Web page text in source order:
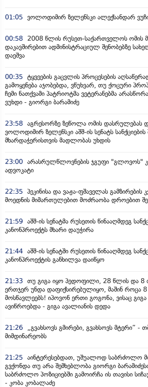
01:05 ვოლოდიმირ ზელენსკი ალექსანდარ
00:58
2008 წლის რუსეთ-საქართველოს ომის
დაკავშირებით ადმინისტრაციულ შენობებზე
დაეშვა
00:35 ტყვეების გაცვლის პროცესების
გამოყენება აჯობებდა, ვწუხვარ, თუ ქოცური
ჩემი ნათქვამი პატრიოტმა ვეტერანებმა
ვუხდი - გიორგი ბარამიძე
23:58 აგრესორზე ზეწოლა ომის დასრულებას
ვოლოდიმირ ზელენსკი აშშ-ის სენატს სანქციების
მხარდაჭერისთვის მადლობას უხდის
23:00 არასრულწლოვნების ჯგუფი "გლოვოს"
ადვოკატი
22:35 პეკინისა და ვაჟა-ფშაველას გამზირების
მოედნის მიმართულებით მოძრაობა დროებით
21:59 აშშ-ის სენატმა რუსეთის წინააღმდეგ
კანონპროექტს მხარი დაუჭირა
21:44 აშშ-ის სენატში რუსეთის წინააღმდეგ
კანონპროექტის განხილვა დაიწყო
21:33 თუ გიგა იყო პედოფილი, 28 წლის და 8
ერთჯერ უნდა დაფიქსირებულიყო, მაშინ როცა 8
მოსწავლეებს! იპოვონ ერთი გოგონა, ვისაც
ავიწროებდა - გიგა ავალიანის დედა
21:26
„გვახსოვს გმირები, გვახსოვს მტერი”
მიმდინარეობს
21:25 აინტერესებდათ, უშუალოდ საბრძოლო
გვქონდა თუ არა შემხებლობა გიორგი
საბრძოლო პოზიციებში გამოირჩა ის თავისი
- კობა კობალაძე